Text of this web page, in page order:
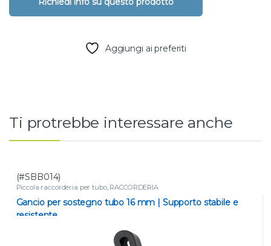
Aggiungi ai preferiti
Ti protrebbe interessare anche
(#SBB014)
Piccola raccorderia per tubo, RACCORDERIA
Gancio per sostegno tubo 16 mm | Supporto stabile e
resistente